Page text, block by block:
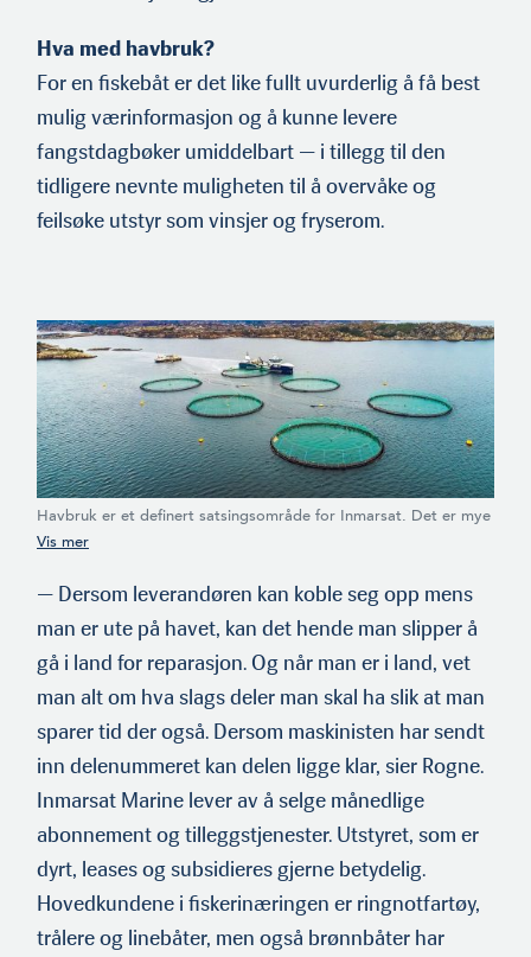
Hva med havbruk?
For en fiskebåt er det like fullt uvurderlig å få best
mulig værinformasjon og å kunne levere
fangstdagbøker umiddelbart — i tillegg til den
tidligere nevnte muligheten til å overvåke og
feilsøke utstyr som vinsjer og fryserom.
Havbruk er et definert satsingsområde for Inmarsat. Det er mye
informasjon som skal gå frem og tilbake mellom land og
— Dersom leverandøren kan koble seg opp mens
man er ute på havet, kan det hende man slipper å
gå i land for reparasjon. Og når man er i land, vet
man alt om hva slags deler man skal ha slik at man
sparer tid der også. Dersom maskinisten har sendt
inn delenummeret kan delen ligge klar, sier Rogne.
Inmarsat Marine lever av å selge månedlige
abonnement og tilleggstjenester. Utstyret, som er
dyrt, leases og subsidieres gjerne betydelig.
Hovedkundene i fiskerinæringen er ringnotfartøy,
trålere og linebåter, men også brønnbåter har